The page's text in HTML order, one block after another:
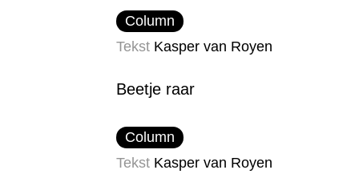
Column
Tekst Kasper van Royen
Beetje raar
Column
Tekst Kasper van Royen